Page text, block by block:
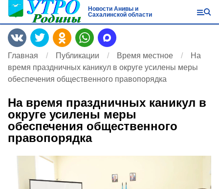
Новости Анивы и
Сахалинской области
Главная Публикации Время местное
На
время праздничных каникул в округе усилены меры
обеспечения общественного правопорядка
На время праздничных каникул в
округе усилены меры
обеспечения общественного
правопорядка